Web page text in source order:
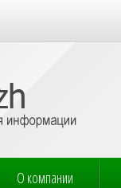
О компании